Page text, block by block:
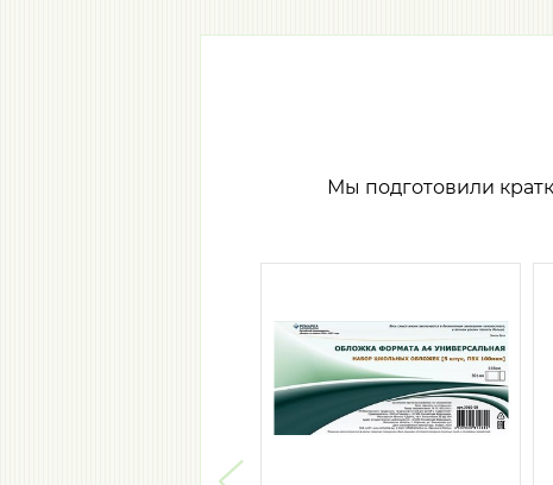
Мы подготовили